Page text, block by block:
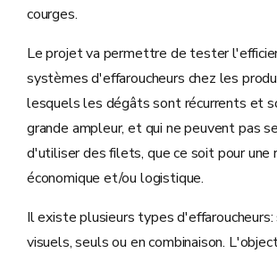
courges.
Le projet va permettre de tester
systèmes d'effaroucheurs chez les
lesquels les dégâts sont récurrents et
grande ampleur, et qui ne peuvent pas
d'utiliser des filets, que ce soit pour une
économique et/ou logistique.
Il existe plusieurs types d'effaroucheurs:
visuels, seuls ou en combinaison.